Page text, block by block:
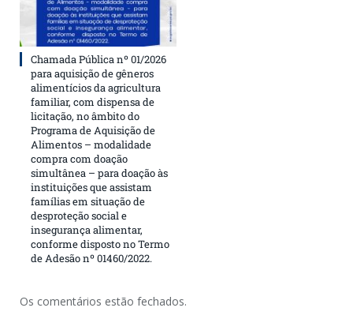
Chamada Pública nº 01/2026
para aquisição de gêneros
alimentícios da agricultura
familiar, com dispensa de
licitação, no âmbito do
Programa de Aquisição de
Alimentos – modalidade
compra com doação
simultânea – para doação às
instituições que assistam
famílias em situação de
desproteção social e
insegurança alimentar,
conforme disposto no Termo
de Adesão nº 01460/2022.
Os comentários estão fechados.